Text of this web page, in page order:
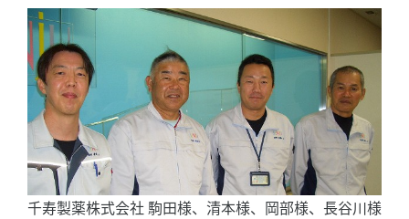
千寿製薬株式会社 駒田様、清本様、岡部様、長谷川様